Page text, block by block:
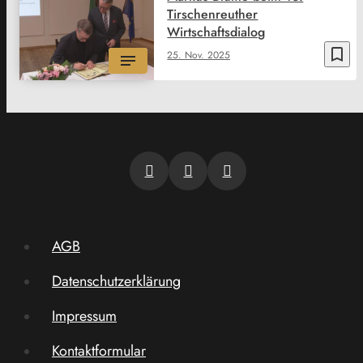
bookmark_border
25. Nov. 2025
Tirschenreuther
Wirtschaftsdialog
AGB
Datenschutzerklärung
Impressum
Kontaktformular